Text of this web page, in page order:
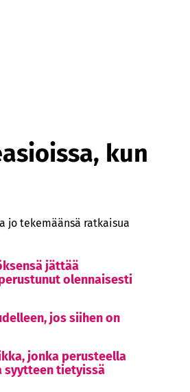
kun
jo tekemäänsä ratkaisua
jättää
olennaisesti
jos siihen on
jonka perusteella
syytteen tietyissä